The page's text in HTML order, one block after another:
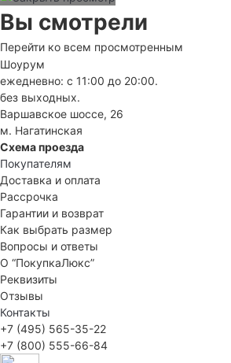
Вы смотрели
Перейти ко всем просмотренным
Шоурум
ежедневно: с 11:00 до 20:00.
без выходных.
Варшавское шоссе, 26
м. Нагатинская
Схема проезда
Покупателям
Доставка и оплата
Рассрочка
Гарантии и возврат
Как выбрать размер
Вопросы и ответы
О “ПокупкаЛюкс”
Реквизиты
Отзывы
Контакты
+7 (495) 565-35-22
+7 (800) 555-66-84